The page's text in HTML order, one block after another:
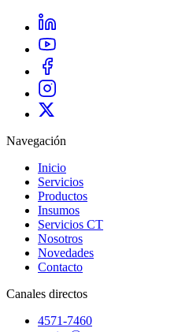
Navegación
Inicio
Servicios
Productos
Insumos
Servicios CT
Nosotros
Novedades
Contacto
Canales directos
4571-7460